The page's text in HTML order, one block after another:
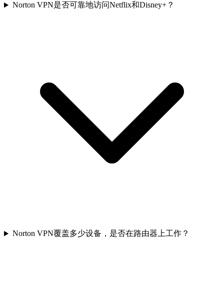
Norton VPN是否可靠地访问Netflix和Disney+？
Norton VPN覆盖多少设备，是否在路由器上工作？